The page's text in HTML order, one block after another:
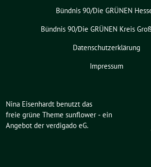
Bündnis 90/Die GRÜNEN
Bündnis 90/Die GRÜNEN Kreis
Datenschutzerklärung
Impressum
Nina Eisenhardt benutzt das
freie grüne Theme sunflower ‐ ein
Angebot der verdigado eG.